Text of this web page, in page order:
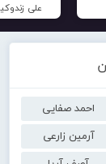
علی
احمد صفایی
آرمین زارعی